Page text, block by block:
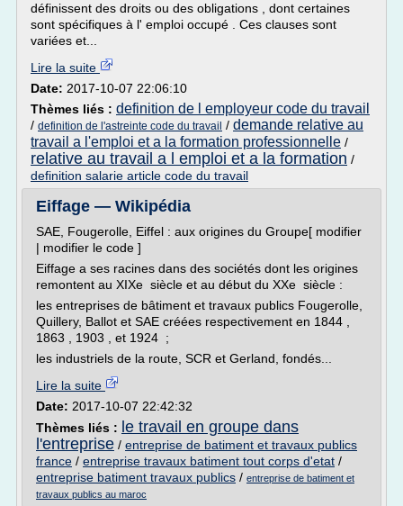
définissent des droits ou des obligations , dont certaines
sont spécifiques à l' emploi occupé . Ces clauses sont
variées et...
Lire la suite
Date: 2017-10-07 22:06:10
Thèmes liés : definition de l employeur code du travail
/ definition de l'astreinte code du travail / demande relative au
travail a l'emploi et a la formation professionnelle /
relative au travail a l emploi et a la formation /
definition salarie article code du travail
Eiffage — Wikipédia
SAE, Fougerolle, Eiffel : aux origines du Groupe[ modifier
| modifier le code ]
Eiffage a ses racines dans des sociétés dont les origines
remontent au XIXe siècle et au début du XXe siècle :
les entreprises de bâtiment et travaux publics Fougerolle,
Quillery, Ballot et SAE créées respectivement en 1844 ,
1863 , 1903 , et 1924 ;
les industriels de la route, SCR et Gerland, fondés...
Lire la suite
Date: 2017-10-07 22:42:32
Thèmes liés : le travail en groupe dans
l'entreprise / entreprise de batiment et travaux publics
france / entreprise travaux batiment tout corps d'etat /
entreprise batiment travaux publics / entreprise de batiment et
travaux publics au maroc